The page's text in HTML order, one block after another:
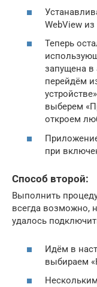
WebView
Теперь
запущена
перейдём
выберем
откроем
при
Способ второй:
Выполнить
всегда возможно,
удалось
Идём в
выбираем